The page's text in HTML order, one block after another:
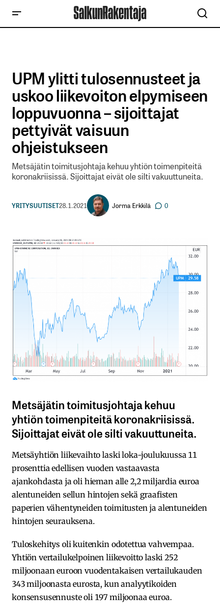
UPM ylitti tulosennusteet ja
uskoo liikevoiton elpymiseen
loppuvuonna – sijoittajat
pettyivät vaisuun
ohjeistukseen
Metsäjätin toimitusjohtaja kehuu yhtiön toimenpiteitä
koronakriisissä. Sijoittajat eivät ole silti vakuuttuneita.
YRITYSUUTISET28.1.2021 Jorma Erkkilä 0
Metsäjätin toimitusjohtaja kehuu
yhtiön toimenpiteitä koronakriisissä.
Sijoittajat eivät ole silti vakuuttuneita.
Metsäyhtiön liikevaihto laski loka-joulukuussa 11
prosenttia edellisen vuoden vastaavasta
ajankohdasta ja oli hieman alle 2,2 miljardia euroa
alentuneiden sellun hintojen sekä graafisten
paperien vähentyneiden toimitusten ja alentuneiden
hintojen seurauksena.
Tuloskehitys oli kuitenkin odotettua vahvempaa.
Yhtiön vertailukelpoinen liikevoitto laski 252
miljoonaan euroon vuodentakaisen vertailukauden
343 miljoonasta eurosta, kun analyytikoiden
konsensusennuste oli 197 miljoonaa euroa.